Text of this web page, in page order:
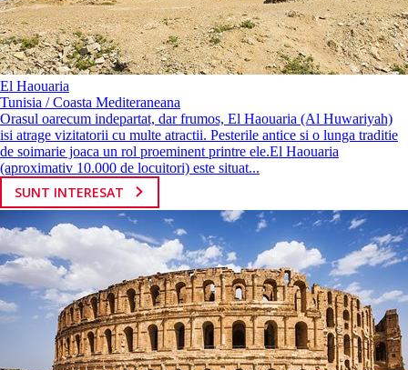
El Haouaria
Tunisia / Coasta Mediteraneana
Orasul oarecum indepartat, dar frumos, El Haouaria (Al Huwariyah)
isi atrage vizitatorii cu multe atractii. Pesterile antice si o lunga traditie
de soimarie joaca un rol proeminent printre ele.El Haouaria
(aproximativ 10.000 de locuitori) este situat...
SUNT INTERESAT